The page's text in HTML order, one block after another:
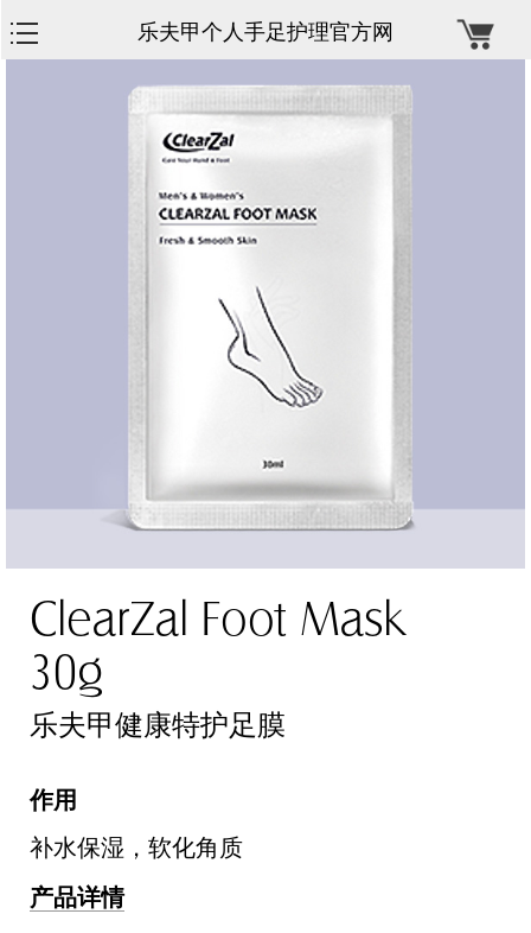
乐夫甲个人手足护理官方网
ClearZal Foot Mask
30g
乐夫甲健康特护足膜
作用
补水保湿，软化角质
产品详情